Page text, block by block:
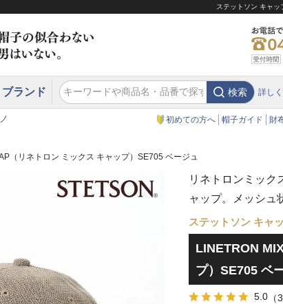
ステットソン キャ
ブランド 検索 詳し
初めての方へ 帽子ガイド 財
（リネトロン ミックス キャップ）SE705 ベージュ
リネトロンミック
ャップ。メッシュ
ステットソン キャ
LINETRON
プ）SE705 ベ
5.0（3